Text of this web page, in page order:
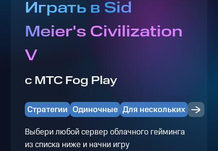
Играть в Sid
Meier's Civilization
V
с МТС Fog Play
Стратегии Одиночные Для нескольких
Выбери любой сервер облачного гейминга
из списка ниже и начни игру